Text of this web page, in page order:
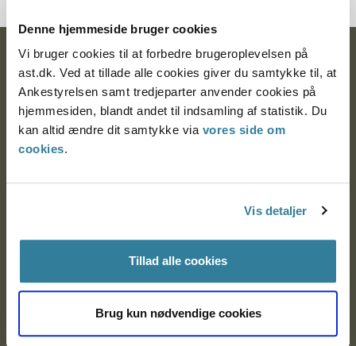
Denne hjemmeside bruger cookies
Vi bruger cookies til at forbedre brugeroplevelsen på
ast.dk. Ved at tillade alle cookies giver du samtykke til, at
Ankestyrelsen samt tredjeparter anvender cookies på
hjemmesiden, blandt andet til indsamling af statistik. Du
kan altid ændre dit samtykke via vores side om
cookies.
Vis detaljer
Tillad alle cookies
Brug kun nødvendige cookies
Ankestyrelsen
Postadresse:
Nytorv 7, 2. sal
9000 Aalborg
Ankestyrelsen København
EAN: 57 98 000 35 48 21
CVR: 1007 4002